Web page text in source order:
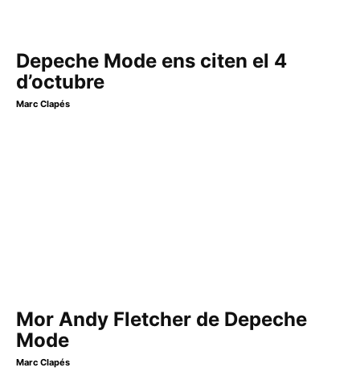
Depeche Mode ens citen el 4
d’octubre
Marc Clapés
Mor Andy Fletcher de Depeche
Mode
Marc Clapés